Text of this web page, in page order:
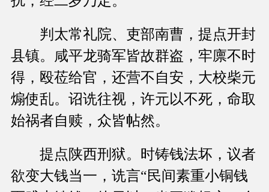
判太常礼院、吏部南曹，提点开封
县镇。咸平龙骑军皆故群盗，牢廪不时
得，殴莅给官，还营不自安，大校柴元
煽使乱。诏诜往视，许元以不死，命取
始祸者自赎，众皆帖然。
提点陕西刑狱。时铸钱法坏，议者
欲变大钱当一，诜言“民间素重小铜钱